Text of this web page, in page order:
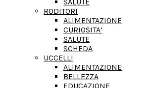
RODITORI
ALIMENTAZIONE
CURIOSITA’
SALUTE
SCHEDA
UCCELLI
ALIMENTAZIONE
BELLEZZA
EDUCAZIONE